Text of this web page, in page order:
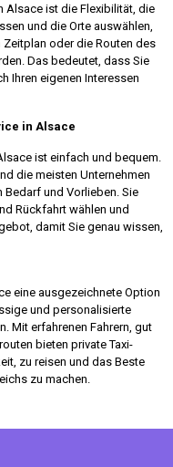
Alsace ist die Flexibilität, die
und die Orte auswählen,
oder die Routen des
Das bedeutet, dass Sie
Ihren eigenen Interessen
in Alsace
ist einfach und bequem.
die meisten Unternehmen
Bedarf und Vorlieben. Sie
Rückfahrt wählen und
damit Sie genau wissen,
eine ausgezeichnete Option
und personalisierte
Mit erfahrenen Fahrern, gut
bieten private Taxi-
zu reisen und das Beste
zu machen.